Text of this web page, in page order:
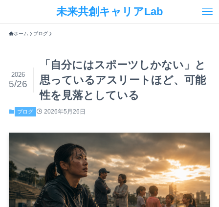
未来共創キャリアLab
ホーム ブログ
「自分にはスポーツしかない」と
思っているアスリートほど、可能
性を見落としている
2026
5/26
ブログ 2026年5月26日